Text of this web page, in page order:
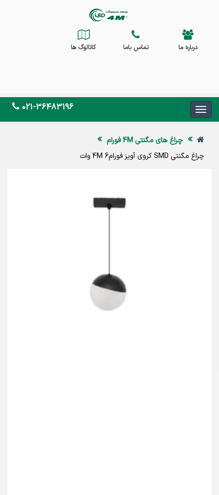
درباره ما تماس باما کاتالوگ ها
021-36483196
چراغ های مگنتی 4M فورام
چراغ مگنتی SMD کروی آویز فورام4M 6 وات